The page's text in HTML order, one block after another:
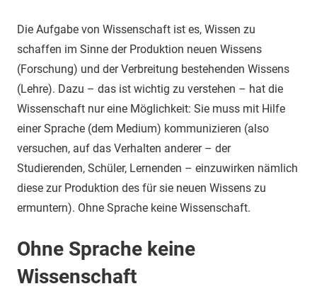
Die Aufgabe von Wissenschaft ist es, Wissen zu
schaffen im Sinne der Produktion neuen Wissens
(Forschung) und der Verbreitung bestehenden Wissens
(Lehre). Dazu – das ist wichtig zu verstehen – hat die
Wissenschaft nur eine Möglichkeit: Sie muss mit Hilfe
einer Sprache (dem Medium) kommunizieren (also
versuchen, auf das Verhalten anderer – der
Studierenden, Schüler, Lernenden – einzuwirken nämlich
diese zur Produktion des für sie neuen Wissens zu
ermuntern). Ohne Sprache keine Wissenschaft.
Ohne Sprache keine
Wissenschaft